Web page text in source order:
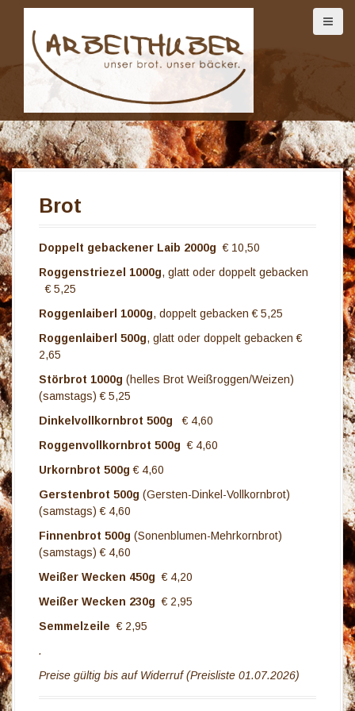
u
m
I
n
h
a
l
t
Brot
Doppelt gebackener Laib 2000g € 10,50
Roggenstriezel 1000g, glatt oder doppelt gebacken
€ 5,25
Roggenlaiberl 1000g, doppelt gebacken € 5,25
Roggenlaiberl 500g, glatt oder doppelt gebacken €
2,65
Störbrot 1000g (helles Brot Weißroggen/Weizen)
(samstags) € 5,25
Dinkelvollkornbrot 500g € 4,60
Roggenvollkornbrot 500g € 4,60
Urkornbrot 500g € 4,60
Gerstenbrot 500g (Gersten-Dinkel-Vollkornbrot)
(samstags) € 4,60
Finnenbrot 500g (Sonenblumen-Mehrkornbrot)
(samstags) € 4,60
Weißer Wecken 450g € 4,20
Weißer Wecken 230g € 2,95
Semmelzeile € 2,95
.
Preise gültig bis auf Widerruf (Preisliste 01.07.2026)